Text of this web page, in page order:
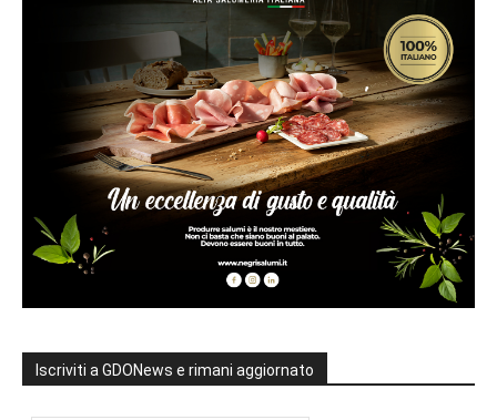
Iscriviti a GDONews e rimani aggiornato